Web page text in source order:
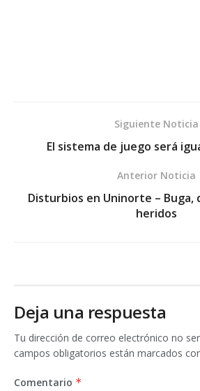
Siguiente Noticia
El sistema de juego será
Anterior Noticia
Disturbios en Uninorte – Buga,
heridos
Deja una respuesta
Tu dirección de correo electrónico no
campos obligatorios están marcados
Comentario *